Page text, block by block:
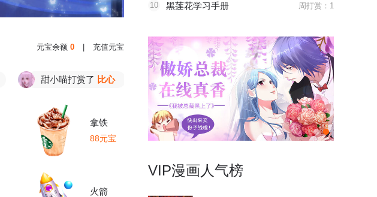
第54话 依然讨厌
元宝余额 0 充值元宝
甜小喵打赏了比心 Rapunzel打赏了 辣条 Rapunzel打赏了辣条
拿铁
88元宝
火箭
10 黑莲花学习手册 周打赏：1
VIP漫画人气榜